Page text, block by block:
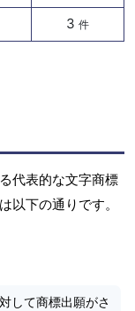
3 件
代表的な文字商標
以下の通りです。
して商標出願がさ